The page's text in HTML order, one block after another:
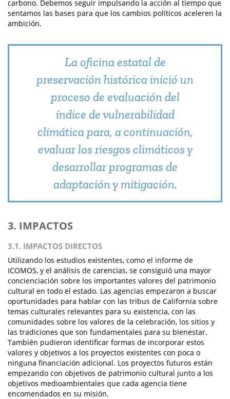
carbono. Debemos seguir impulsando la acción al tiempo que
sentamos las bases para que los cambios políticos aceleren la
ambición.
La oficina estatal de
preservación histórica inició un
proceso de evaluación del
índice de vulnerabilidad
climática para, a continuación,
evaluar los riesgos climáticos y
desarrollar programas de
adaptación y mitigación.
3. IMPACTOS
3.1. IMPACTOS DIRECTOS
Utilizando los estudios existentes, como el informe de
ICOMOS, y el análisis de carencias, se consiguió una mayor
concienciación sobre los importantes valores del patrimonio
cultural en todo el estado. Las agencias empezaron a buscar
oportunidades para hablar con las tribus de California sobre
temas culturales relevantes para su existencia, con las
comunidades sobre los valores de la celebración, los sitios y
las tradiciones que son fundamentales para su bienestar.
También pudieron identificar formas de incorporar estos
valores y objetivos a los proyectos existentes con poca o
ninguna financiación adicional. Los proyectos futuros están
empezando con objetivos de patrimonio cultural junto a los
objetivos medioambientales que cada agencia tiene
encomendados en su misión.